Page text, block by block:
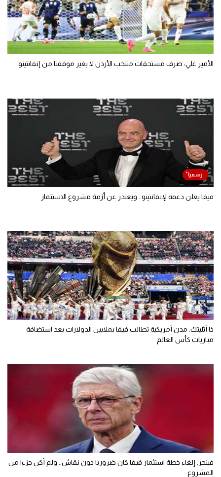
الأمير علي: صرف مستحقات منتخب الأردن لا يغير موقفنا من إنفانتينو
فيفا يعلن دعمه لإنفانتينو.. ويعتذر عن أزمة مشروع الاستثمار
ذا أثليتك: مدن أمريكية تطالب فيفا بملايين الدولارات بعد استضافة
مباريات كأس العالم
فينجر: إلغاء خطة استثمار فيفا كان ضروريا دون نقاش.. ولم أكن جزءا من
المشروع